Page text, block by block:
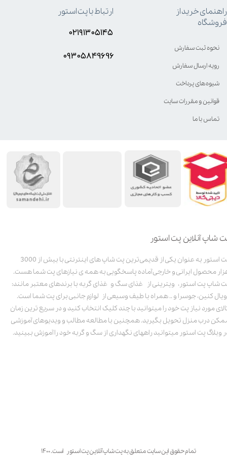
گربه
نوع پوچ
حجم ظرف آب
وزن هر بسته
شاپ آنلاین پت استور
پت استور به عنوان یکی از قدیمی‌ترین پت شاپ های اینترنتی با بیش از 3000
محصول ایرانی و خارجی آماده پاسخگویی به همه ی نیازهای پت شما هست.
شاپ پت استور، ویترینی از غذای سگ و غذای گربه با برندهای معتبر مانند:
کنین، جوسرا و .. همراه با طیف وسیعی از لوازم جانبی برای پت شما است.
مورد نیاز پت خود را میتوانید با چند کلیک انتخاب کنید و در سریع ترین زمان
درب منزل تحویل بگیرید. همچنین با مطالعه مطالب و ویدیوهای آموزشی
وبلاگ پت استور میتوانید راههای نگهداری از سگ و گربه خود را آموزش ببینید.
تمام حقوق این سایت متعلق به پت شاپ آنلاین پت استور است. ۱۴۰۰
راهنمای خرید از
فروشگاه
نحوه ثبت سفارش
رویه ارسال سفارش
شیوه‌های پرداخت
قوانین و مقررات سایت
تماس با ما
ارتباط با پت استور
۰۲۱۹۱۳۰۵۱۴۵
۰۹۳۰۵8۴9696